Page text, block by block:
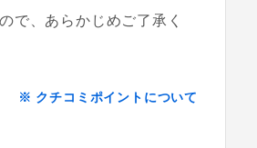
で、あらかじめご了承く
※ クチコミポイントについて